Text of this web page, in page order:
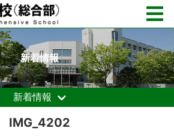
新着情報
新着情報
IMG_4202